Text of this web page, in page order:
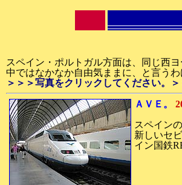
スペイン・ポルトガル方面は、同じ西
中ではなかなか自由気ままに、と言う
＞＞＞写真をクリックしてください。
ＡＶＥ。
スペイン
新しいセ
イン国鉄